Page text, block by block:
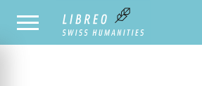
UNSER KATALOG